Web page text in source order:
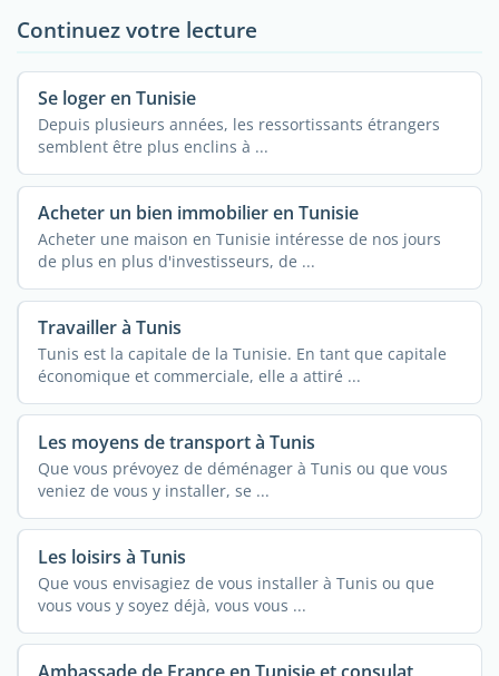
Continuez votre lecture
Se loger en Tunisie
Depuis plusieurs années, les ressortissants étrangers
semblent être plus enclins à ...
Acheter un bien immobilier en Tunisie
Acheter une maison en Tunisie intéresse de nos jours
de plus en plus d'investisseurs, de ...
Travailler à Tunis
Tunis est la capitale de la Tunisie. En tant que capitale
économique et commerciale, elle a attiré ...
Les moyens de transport à Tunis
Que vous prévoyez de déménager à Tunis ou que vous
veniez de vous y installer, se ...
Les loisirs à Tunis
Que vous envisagiez de vous installer à Tunis ou que
vous vous y soyez déjà, vous vous ...